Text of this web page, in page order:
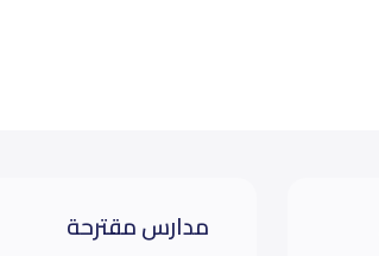
مدارس مقترحة